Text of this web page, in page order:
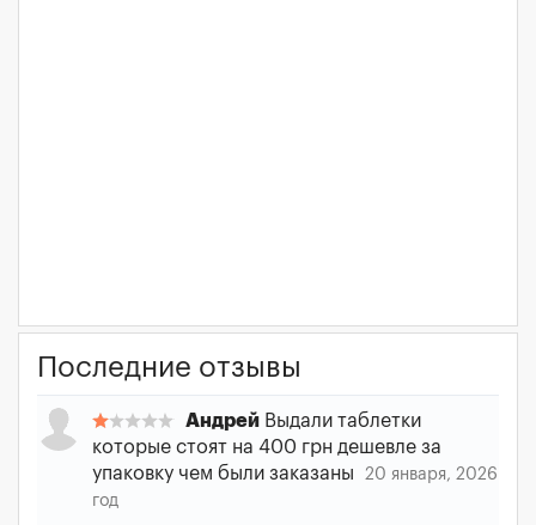
Последние отзывы
Андрей Выдали таблетки
которые стоят на 400 грн дешевле за
упаковку чем были заказаны
20 января, 2026
год